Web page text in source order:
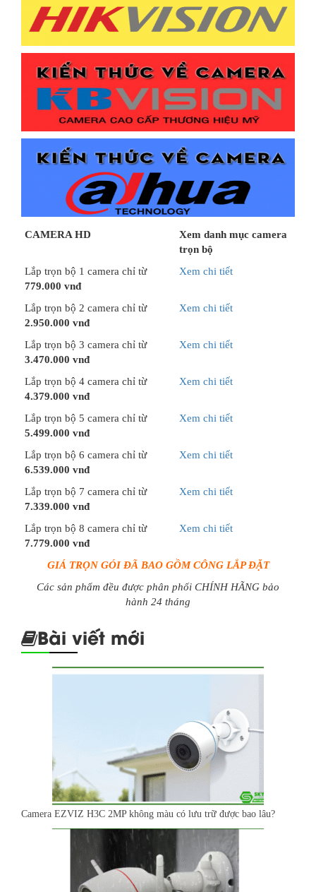
CAMERA HD
Xem danh mục camera
trọn bộ
Lắp trọn bộ 1 camera chỉ từ
779.000 vnđ
Xem chi tiết
Lắp trọn bộ 2 camera chỉ từ
2.950.000 vnđ
Xem chi tiết
Lắp trọn bộ 3 camera chỉ từ
3.470.000 vnđ
Xem chi tiết
Lắp trọn bộ 4 camera chỉ từ
4.379.000 vnđ
Xem chi tiết
Lắp trọn bộ 5 camera chỉ từ
5.499.000 vnđ
Xem chi tiết
Lắp trọn bộ 6 camera chỉ từ
6.539.000 vnđ
Xem chi tiết
Lắp trọn bộ 7 camera chỉ từ
7.339.000 vnđ
Xem chi tiết
Lắp trọn bộ 8 camera chỉ từ
7.779.000 vnđ
Xem chi tiết
GIÁ TRỌN GÓI ĐÃ BAO GỒM CÔNG LẮP ĐẶT
Các sản phẩm đều được phân phối CHÍNH HÃNG bảo
hành 24 tháng
Bài viết mới
Camera EZVIZ H3C 2MP không màu có lưu trữ được bao lâu?